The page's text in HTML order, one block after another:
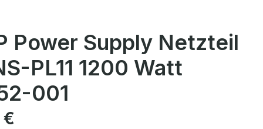
Power Supply Netzteil
PL11 1200 Watt
001
€